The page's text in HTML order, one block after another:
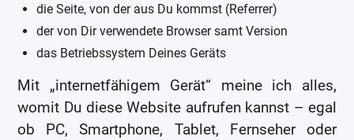
die Seite, von der aus Du kommst (Referrer)
der von Dir verwendete Browser samt Version
das Betriebssystem Deines Geräts
Mit „internetfähigem Gerät“ meine ich alles,
womit Du diese Website aufrufen kannst – egal
ob PC, Smartphone, Tablet, Fernseher oder